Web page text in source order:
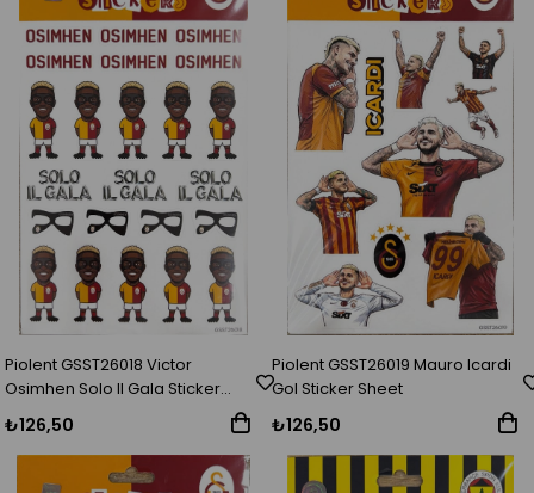
Piolent GSST26018 Victor
Osimhen Solo Il Gala Sticker
Sheet
₺126,50
Piolent GSST26019 Mauro Icardi
Gol Sticker Sheet
₺126,50